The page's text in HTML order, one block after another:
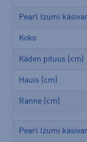
Pearl Izumi
Koko
Käden pituus (cm)
Hauis (cm)
Ranne (cm)
Pearl Izumi